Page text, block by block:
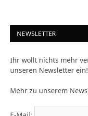
NEWSLETTER
Ihr wollt nichts mehr
unseren Newsletter ein!
Mehr zu unserem